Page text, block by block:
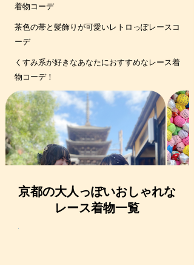
着物コーデ
茶色の帯と髪飾りが可愛いレトロっぽレースコ
ーデ
くすみ系が好きなあなたにおすすめなレース着
物コーデ！
京都の大人っぽいおしゃれな
レース着物一覧